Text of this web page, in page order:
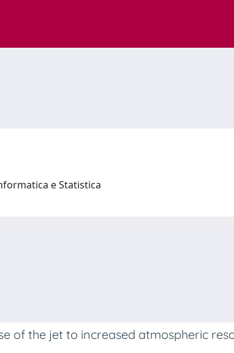
e Statistica
of the jet to increased atmospheric